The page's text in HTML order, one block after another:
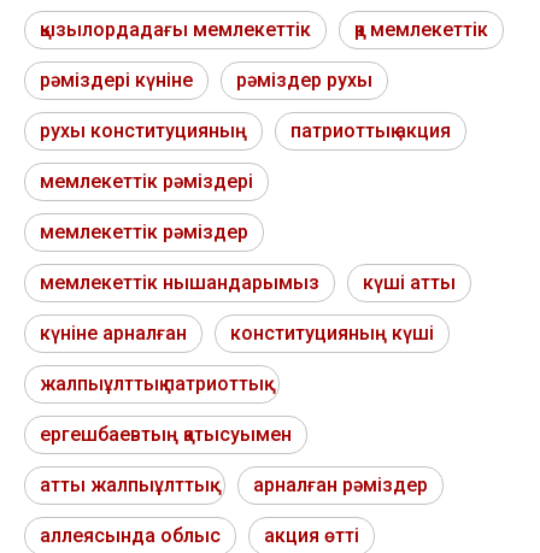
қызылордадағы мемлекеттік қр мемлекеттік
рәміздері күніне рәміздер рухы
рухы конституцияның патриоттық акция
мемлекеттік рәміздері
мемлекеттік рәміздер
мемлекеттік нышандарымыз күші атты
күніне арналған конституцияның күші
жалпыұлттық патриоттық
ергешбаевтың қатысуымен
атты жалпыұлттық арналған рәміздер
аллеясында облыс акция өтті